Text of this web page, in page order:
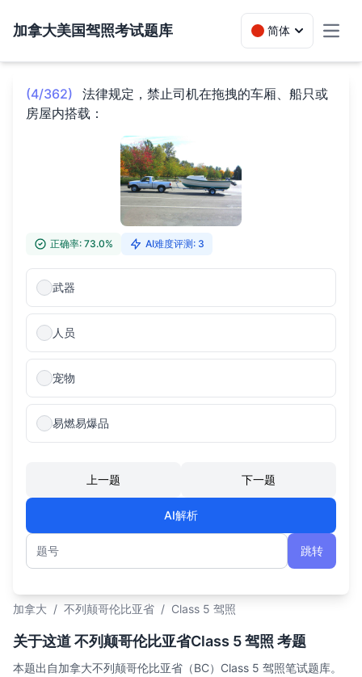
加拿大美国驾照考试题库 简体
(4/362)
法律规定，禁止司机在拖拽的车厢、船只或
房屋内搭载：
正确率: 73.0% AI难度评测: 3
武器
人员
宠物
易燃易爆品
上一题 下一题
AI解析
题号
跳转
加拿大 / 不列颠哥伦比亚省 / Class 5 驾照
关于这道 不列颠哥伦比亚省Class 5 驾照 考题
本题出自加拿大不列颠哥伦比亚省（BC）Class 5 驾照笔试题库。